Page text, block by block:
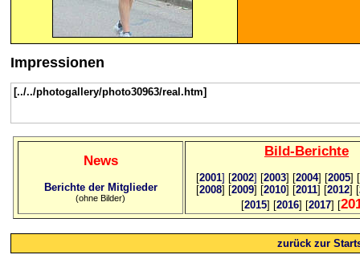
Impressionen
[../../photogallery/photo30963/real.htm]
News
Berichte der Mitglieder
(ohne Bilder)
Bild-Berichte
[2001] [2002] [2003] [2004] [2005] [
[2008] [2009] [2010] [2011] [2012] [
[2015] [2016] [2017] [
zurück zur